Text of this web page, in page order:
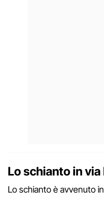
Lo schianto in via
Lo schianto è avvenuto